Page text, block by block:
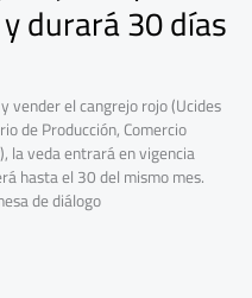
durará 30 días
vender el cangrejo rojo (Ucides
de Producción, Comercio
la veda entrará en vigencia
hasta el 30 del mismo mes.
de diálogo